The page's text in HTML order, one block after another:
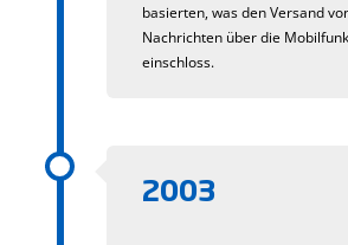
basierten, was den Versand
Nachrichten über die
einschloss.
2003